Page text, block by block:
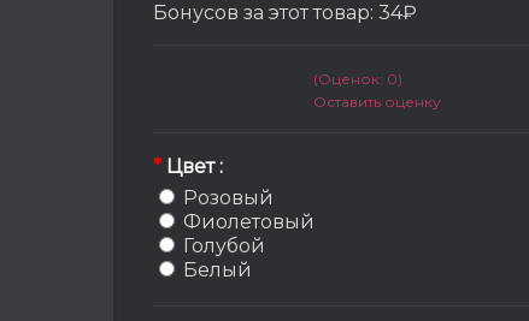
Бонусов за этот товар: 34₽
(Оценок: 0)
Оставить оценку
* Цвет :
Розовый
Фиолетовый
Голубой
Белый